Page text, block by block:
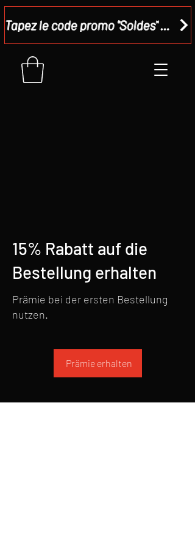
Tapez le code promo "Soldes" dans votre panier et recevez - 15 %
15% Rabatt auf die
Bestellung erhalten
Prämie bei der ersten Bestellung
nutzen.
Prämie erhalten